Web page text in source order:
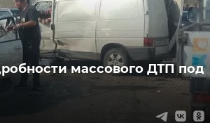
массового ДТП под